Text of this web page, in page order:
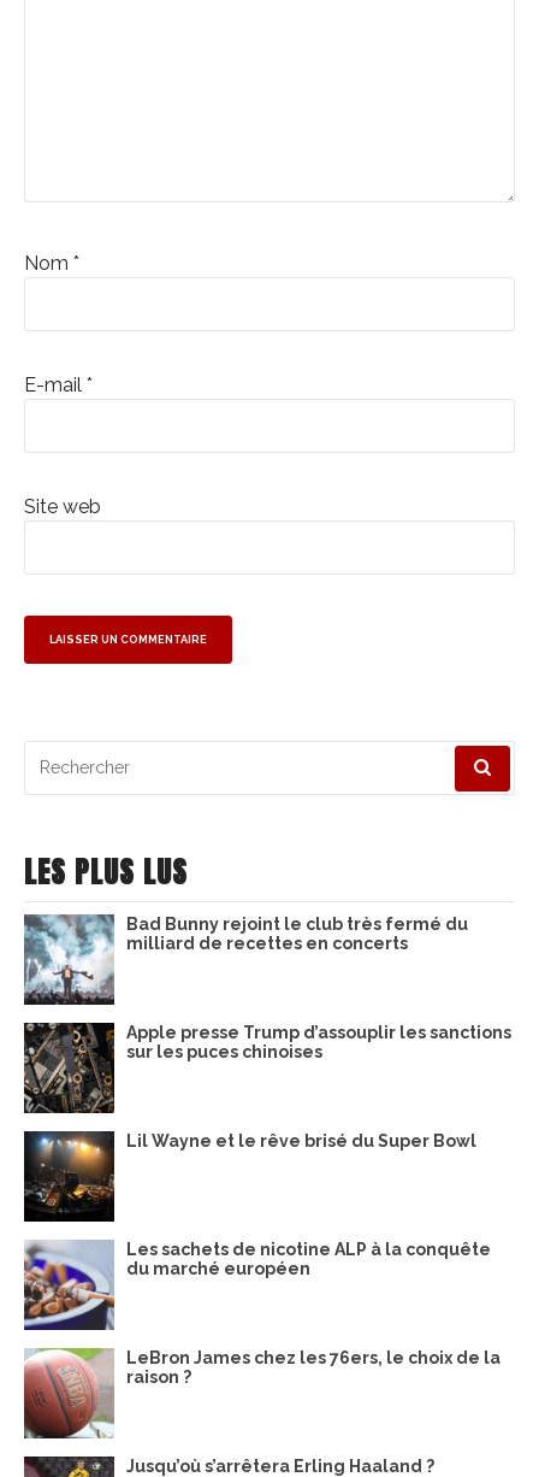
Nom *
E-mail *
Site web
pour
LES PLUS LUS
Bad Bunny rejoint le club très fermé du
milliard de recettes en concerts
Apple presse Trump d’assouplir les sanctions
sur les puces chinoises
Lil Wayne et le rêve brisé du Super Bowl
Les sachets de nicotine ALP à la conquête
du marché européen
LeBron James chez les 76ers, le choix de la
raison ?
Jusqu’où s’arrêtera Erling Haaland ?